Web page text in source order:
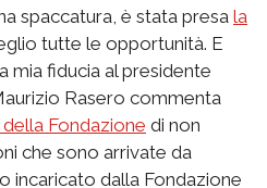
spaccatura, è stata presa la
tutte le opportunità. E
mia fiducia al presidente
Rasero commenta
Fondazione di non
che sono arrivate da
incaricato dalla Fondazione